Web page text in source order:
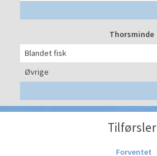
Thorsminde
Blandet fisk
Øvrige
Tilførsler
Forventet